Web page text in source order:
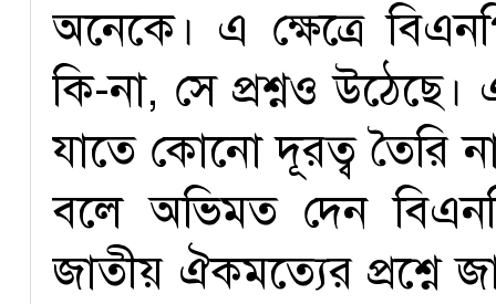
অনেকে। এ ক্ষেত্রে
কি-না, সে প্রশ্নও উঠেছে।
যাতে কোনো দূরত্ব তৈরি
বলে অভিমত দেন
জাতীয় ঐকমত্যের প্রশ্নে